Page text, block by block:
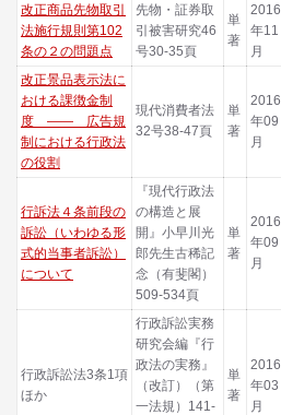
改正商品先物取引
法施行規則第102
条の２の問題点
先物・証券取
引被害研究46
号30-35頁
単
著
2016
年11
月
改正景品表示法に
おける課徴金制
度 ―― 広告規
制における行政法
の役割
現代消費者法
32号38-47頁
単
著
2016
年09
月
行訴法４条前段の
訴訟（いわゆる形
式的当事者訴訟）
について
『現代行政法
の構造と展
開』小早川光
郎先生古稀記
念（有斐閣）
509-534頁
単
著
2016
年09
月
行政訴訟法3条1項
ほか
行政訴訟実務
研究会編『行
政法の実務』
（改訂）（第
一法規）141-
単
著
2016
年03
月